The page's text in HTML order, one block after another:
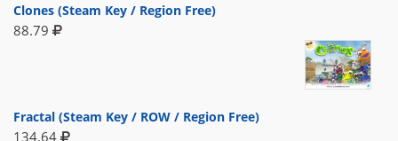
Clones (Steam Key / Region Free)
88.79
Fractal (Steam Key / ROW / Region Free)
134.64